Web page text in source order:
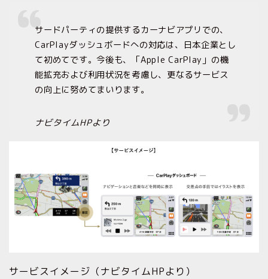
サードパーティの提供するカーナビアプリでの、
CarPlayダッシュボードへの対応は、日本企業とし
て初めてです。今後も、「Apple CarPlay」の機
能拡充および利用状況を考慮し、更なるサービス
の向上に努めてまいります。
ナビタイムHPより
サービスイメージ（ナビタイムHPより）